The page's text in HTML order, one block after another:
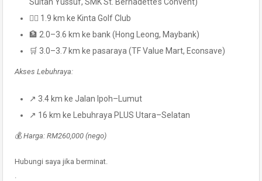
Sultan Yussuf, SMK St. Bernadette’s Convent)
🏌️‍♂️ 1.9 km ke Kinta Golf Club
🏦 2.0–3.6 km ke bank (Hong Leong, Maybank)
🛒 3.0–3.7 km ke pasaraya (TF Value Mart, Econsave)
Akses Lebuhraya:
↗️ 3.4 km ke Jalan Ipoh–Lumut
↗️ 16 km ke Lebuhraya PLUS Utara–Selatan
💰 Harga: RM260,000 (nego)
Hubungi saya jika berminat.
.